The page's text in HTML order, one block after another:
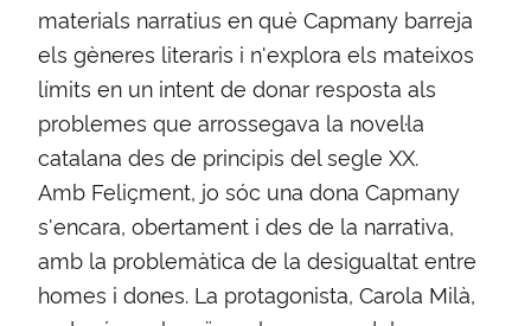
materials narratius en què Capmany barreja
els gèneres literaris i n'explora els mateixos
límits en un intent de donar resposta als
problemes que arrossegava la novel·la
catalana des de principis del segle XX.
Amb Feliçment, jo sóc una dona Capmany
s'encara, obertament i des de la narrativa,
amb la problemàtica de la desigualtat entre
homes i dones. La protagonista, Carola Milà,